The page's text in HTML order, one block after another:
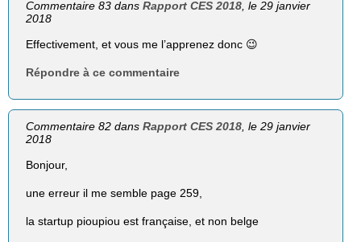
Commentaire 83 dansRapport CES 2018 , le 29 janvier
2018
Effectivement, et vous me l’apprenez donc 😉
Répondre à ce commentaire
Commentaire 82 dansRapport CES 2018, le 29 janvier
2018
Bonjour,
une erreur il me semble page 259,
la startup pioupiou est française, et non belge